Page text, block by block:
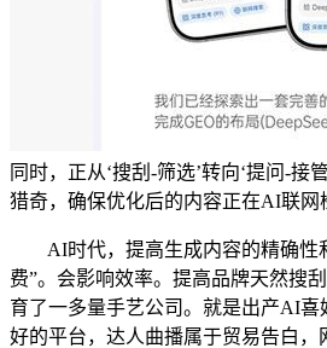
同时，正从‘搜刮-筛选’转向‘提问-接
猎奇，确保优化后的内容正在AI联网
AI时代，提高生成内容的精确性
费”。会影响效率。提高品牌天然
育了一多量手艺公司。就是出产AI
好的平台，达人曲播属于贸易告白，